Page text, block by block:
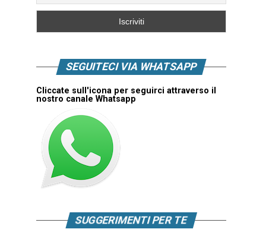
SEGUITECI VIA WHATSAPP
Cliccate sull'icona per seguirci attraverso il
nostro canale Whatsapp
SUGGERIMENTI PER TE